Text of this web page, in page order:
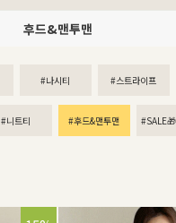
후드&맨투맨
#나시티 #스트라이프
#니트티 #후드&맨투맨